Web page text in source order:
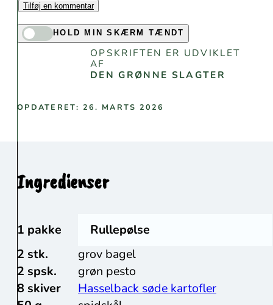
Tilføj en kommentar
HOLD MIN SKÆRM TÆNDT
OPSKRIFTEN ER UDVIKLET
AF
DEN GRØNNE SLAGTER
OPDATERET: 26. MARTS 2026
Ingredienser
1 pakke
Rullepølse
2 stk.
grov bagel
2 spsk.
grøn pesto
8 skiver
Hasselback søde kartofler